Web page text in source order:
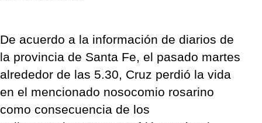
De acuerdo a la información de diarios de
la provincia de Santa Fe, el pasado martes
alrededor de las 5.30, Cruz perdió la vida
en el mencionado nosocomio rosarino
como consecuencia de los